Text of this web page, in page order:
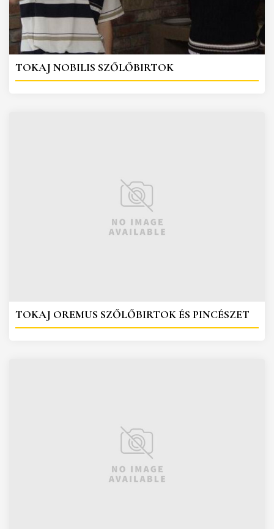
TOKAJ NOBILIS SZŐLŐBIRTOK
TOKAJ OREMUS SZŐLŐBIRTOK ÉS PINCÉSZET